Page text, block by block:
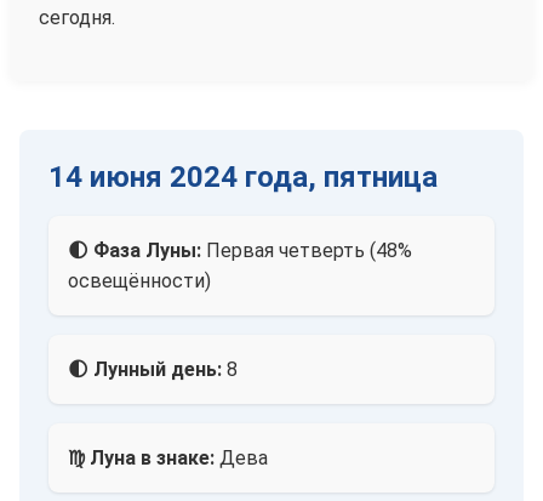
сегодня.
14 июня 2024 года, пятница
🌓 Фаза Луны: Первая четверть (48%
освещённости)
🌓 Лунный день: 8
♍ Луна в знаке: Дева